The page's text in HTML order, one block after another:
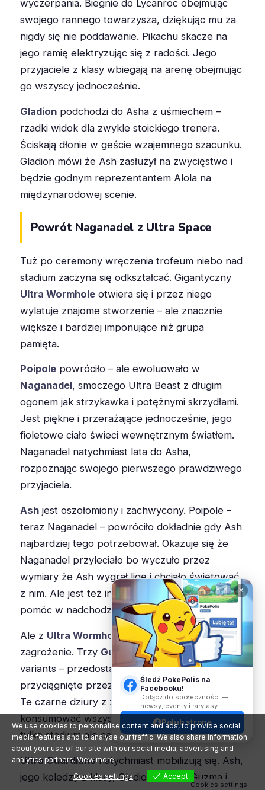
wyczerpania. Biegnie do Lycanroc obejmując
swojego rannego towarzysza, dziękując mu za
nigdy się nie poddawanie. Pikachu skacze na
jego ramię elektryzując się z radości. Jego
przyjaciele z klasy wbiegają na arenę obejmując
go wszyscy jednocześnie.
Gladion podchodzi do Asha z uśmiechem –
rzadki widok dla zwykle stoickiego trenera.
Ściskają dłonie w geście wzajemnego szacunku.
Gladion mówi że Ash zasłużył na zwycięstwo i
będzie godnym reprezentantem Alola na
międzynarodowej scenie.
Powrót Naganadel z Ultra Space
Tuż po ceremony wręczenia trofeum niebo nad
stadium zaczyna się odkształcać. Gigantyczny
Ultra Wormhole otwiera się i przez niego
wylatuje znajome stworzenie – ale znacznie
większe i bardziej imponujące niż grupa
pamięta.
Poipole powróciło – ale ewoluowało w
Naganadel, smoczego Ultra Beast z długim
ogonem jak strzykawka i potężnymi skrzydłami.
Jest piękne i przerażające jednocześnie, jego
fioletowe ciało świeci wewnętrznym światłem.
Naganadel natychmiast lata do Asha,
rozpoznając swojego pierwszego prawdziwego
przyjaciela.
Ash jest oszołomiony i zachwycony. Poipole –
teraz Naganadel – powróciło dokładnie gdy Ash
najbardziej tego potrzebował. Okazuje się że
Naganadel przyleciało bo wyczuło przez
wymiary że Ash wygrał ligę i chciało świętować
z nim. Ale jest też inny powód – Naganadel chce
pomóc w nadchodzącym exhibition match.
Ale z Ultra Wormhole
wyłania się także
zagrożenie. Trzy Guzzlord– w tym dwa Shiny
variants – przedostają się przez portal
przyciągnięte przez energię tłumów i Pokemon.
Te czarne dziury z zębami zaczynają
konsumować wszystko dookoła, zagrażając nie
tylko stadium ale całemu regionowi.
Ultra Guardiansnatychmiast mobilizują się. Ash,
jego koledzy z klasy, Gladion, nawet Guzma i
✕
Śledź PokePolis na
Facebooku!
Dołącz do społeczności —
newsy, eventy i rarytasy.
Polub stronę
We use cookies to personalise content and ads, to provide social
media features and to analyse our traffic. We also share information
about your use of our site with our social media, advertising and
analytics partners.View more
Cookies settings
Accept
Cookies settings